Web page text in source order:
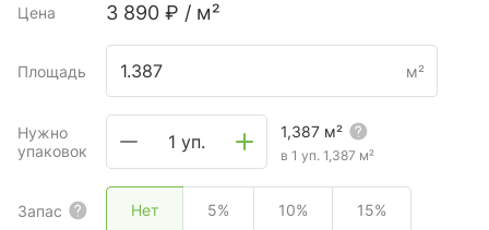
Цена 3 890 ₽ / м²
Площадь м²
Нужно
упаковок
1 уп. 1,387 м²
в 1 уп. 1,387 м²
Запас Нет 5% 10% 15%